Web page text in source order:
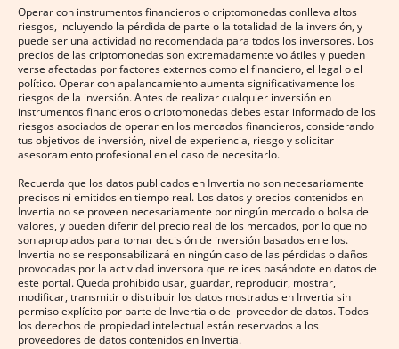
Operar con instrumentos financieros o criptomonedas conlleva altos
riesgos, incluyendo la pérdida de parte o la totalidad de la inversión, y
puede ser una actividad no recomendada para todos los inversores. Los
precios de las criptomonedas son extremadamente volátiles y pueden
verse afectadas por factores externos como el financiero, el legal o el
político. Operar con apalancamiento aumenta significativamente los
riesgos de la inversión. Antes de realizar cualquier inversión en
instrumentos financieros o criptomonedas debes estar informado de los
riesgos asociados de operar en los mercados financieros, considerando
tus objetivos de inversión, nivel de experiencia, riesgo y solicitar
asesoramiento profesional en el caso de necesitarlo.
Recuerda que los datos publicados en Invertia no son necesariamente
precisos ni emitidos en tiempo real. Los datos y precios contenidos en
Invertia no se proveen necesariamente por ningún mercado o bolsa de
valores, y pueden diferir del precio real de los mercados, por lo que no
son apropiados para tomar decisión de inversión basados en ellos.
Invertia no se responsabilizará en ningún caso de las pérdidas o daños
provocadas por la actividad inversora que relices basándote en datos de
este portal. Queda prohibido usar, guardar, reproducir, mostrar,
modificar, transmitir o distribuir los datos mostrados en Invertia sin
permiso explícito por parte de Invertia o del proveedor de datos. Todos
los derechos de propiedad intelectual están reservados a los
proveedores de datos contenidos en Invertia.